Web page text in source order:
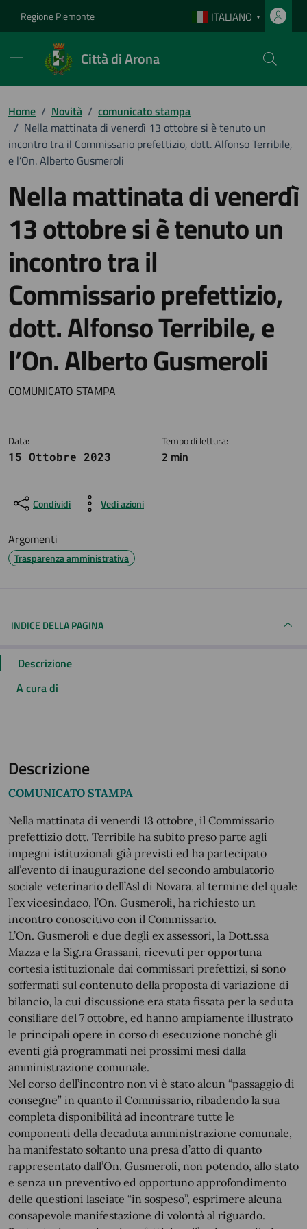
Regione Piemonte ITALIANO ▼
Città di Arona
Home / Novità / comunicato stampa
/ Nella mattinata di venerdì 13 ottobre si è tenuto un
incontro tra il Commissario prefettizio, dott. Alfonso Terribile,
e l’On. Alberto Gusmeroli
Nella mattinata di venerdì
13 ottobre si è tenuto un
incontro tra il
Commissario prefettizio,
dott. Alfonso Terribile, e
l’On. Alberto Gusmeroli
Dettagli della notizia
COMUNICATO STAMPA
Data:
15 Ottobre 2023
Tempo di lettura:
2 min
Condividi Vedi azioni
Argomenti
Trasparenza amministrativa
INDICE DELLA PAGINA
Descrizione
A cura di
Descrizione
COMUNICATO STAMPA
Nella mattinata di venerdì 13 ottobre, il Commissario
prefettizio dott. Terribile ha subito preso parte agli
impegni istituzionali già previsti ed ha partecipato
all’evento di inaugurazione del secondo ambulatorio
sociale veterinario dell’Asl di Novara, al termine del quale
l’ex vicesindaco, l’On. Gusmeroli, ha richiesto un
incontro conoscitivo con il Commissario.
L’On. Gusmeroli e due degli ex assessori, la Dott.ssa
Mazza e la Sig.ra Grassani, ricevuti per opportuna
cortesia istituzionale dai commissari prefettizi, si sono
soffermati sul contenuto della proposta di variazione di
bilancio, la cui discussione era stata fissata per la seduta
consiliare del 7 ottobre, ed hanno ampiamente illustrato
le principali opere in corso di esecuzione nonché gli
eventi già programmati nei prossimi mesi dalla
amministrazione comunale.
Nel corso dell’incontro non vi è stato alcun “passaggio di
consegne” in quanto il Commissario, ribadendo la sua
completa disponibilità ad incontrare tutte le
componenti della decaduta amministrazione comunale,
ha manifestato soltanto una presa d’atto di quanto
rappresentato dall’On. Gusmeroli, non potendo, allo stato
e senza un preventivo ed opportuno approfondimento
delle questioni lasciate “in sospeso”, esprimere alcuna
consapevole manifestazione di volontà al riguardo.